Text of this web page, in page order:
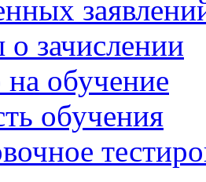
зачислении
обучение
обучения